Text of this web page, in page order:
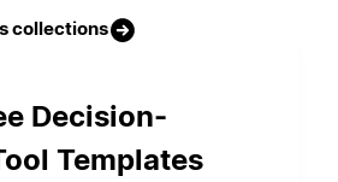
collections
Decision-
Templates